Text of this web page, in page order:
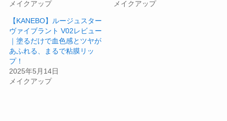
メイクアップ
メイクアップ
【KANEBO】ルージュスター
ヴァイブラント V02レビュー
｜塗るだけで血色感とツヤが
あふれる、まるで粘膜リッ
プ！
2025年5月14日
メイクアップ